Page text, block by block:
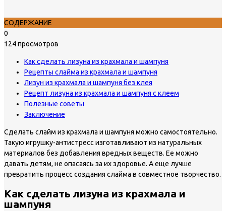
СОДЕРЖАНИЕ
0
124 просмотров
Как сделать лизуна из крахмала и шампуня
Рецепты слайма из крахмала и шампуня
Лизун из крахмала и шампуня без клея
Рецепт лизуна из крахмала и шампуня с клеем
Полезные советы
Заключение
Сделать слайм из крахмала и шампуня можно самостоятельно.
Такую игрушку-антистресс изготавливают из натуральных
материалов без добавления вредных веществ. Ее можно
давать детям, не опасаясь за их здоровье. А еще лучше
превратить процесс создания слайма в совместное творчество.
Как сделать лизуна из крахмала и
шампуня